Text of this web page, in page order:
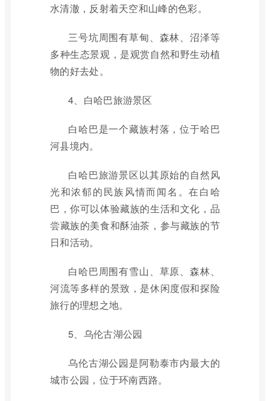
水清澈，反射着天空和山峰的色彩。
三号坑周围有草甸、森林、沼泽等
多种生态景观，是观赏自然和野生动植
物的好去处。
4、白哈巴旅游景区
白哈巴是一个藏族村落，位于哈巴
河县境内。
白哈巴旅游景区以其原始的自然风
光和浓郁的民族风情而闻名。在白哈
巴，你可以体验藏族的生活和文化，品
尝藏族的美食和酥油茶，参与藏族的节
日和活动。
白哈巴周围有雪山、草原、森林、
河流等多样的景致，是休闲度假和探险
旅行的理想之地。
5、乌伦古湖公园
乌伦古湖公园是阿勒泰市内最大的
城市公园，位于环南西路。